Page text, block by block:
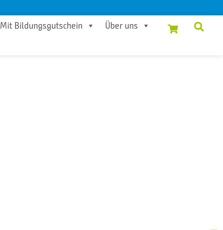
Mit Bildungsgutschein Über uns